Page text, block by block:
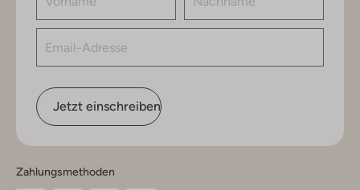
Jetzt einschreiben
Zahlungsmethoden